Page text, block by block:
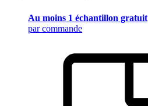
Au moins 1 échantillon gratuit
par commande